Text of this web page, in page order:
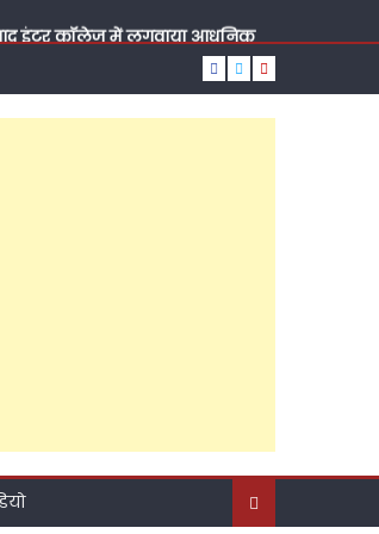
इंटर कॉलेज में लगवाया आधुनिक
सुबह पूर्व ब्लॉक प्रमुख चंद्रसेन
ने कराया मुंह मीठा, पढ़ें कैसा
सम्मेलन के जरिए नया संदेश,